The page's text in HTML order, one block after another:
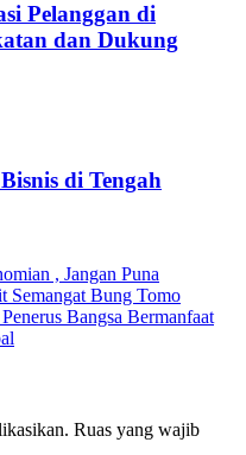
Pelanggan di
dan Dukung
di Tengah
, Jangan Puna
Semangat Bung Tomo
Bangsa Bermanfaat
Ruas yang wajib